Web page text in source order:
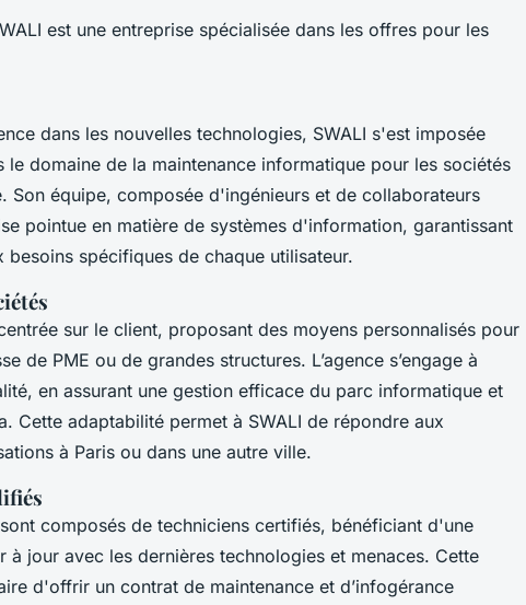
est une entreprise spécialisée dans les offres pour les
dans les nouvelles technologies, SWALI s'est imposée
le domaine de la maintenance informatique pour les sociétés
Son équipe, composée d'ingénieurs et de collaborateurs
pointue en matière de systèmes d'information, garantissant
besoins spécifiques de chaque utilisateur.
sur le client, proposant des moyens personnalisés pour
de PME ou de grandes structures. L’agence s’engage à
en assurant une gestion efficace du parc informatique et
Cette adaptabilité permet à SWALI de répondre aux
à Paris ou dans une autre ville.
composés de techniciens certifiés, bénéficiant d'une
jour avec les dernières technologies et menaces. Cette
d'offrir un contrat de maintenance et d’infogérance